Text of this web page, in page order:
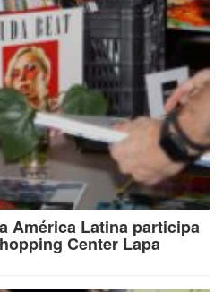
América Latina participa
Center Lapa